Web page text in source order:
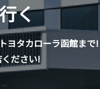
行く
ヨタカローラ函館まで!
ださい!